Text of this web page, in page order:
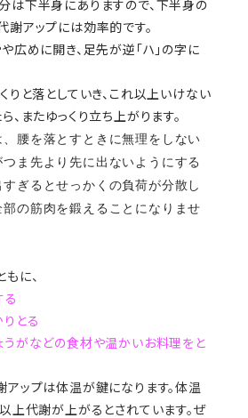
は下半身にありますので、下半身の
謝アップには効率的です。
広めに開き、足先が逆「ハ」の字に
りと落としていき、これ以上いけない
、またゆっくり立ち上がります。
腰を落とすときに無理をしない
ま先より先に出ないようにする
ぎるとせっかくの負荷が分散し
の筋肉を鍛えることになりませ
に、
る
とる
うがなどの食材や温かいお料理をと
ップは体温が鍵になります。体温
上代謝が上がるとされています。ぜ